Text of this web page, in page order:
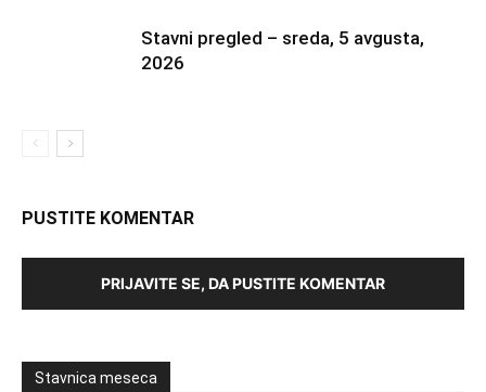
Stavni pregled – sreda, 5 avgusta,
2026
PUSTITE KOMENTAR
PRIJAVITE SE, DA PUSTITE KOMENTAR
Stavnica meseca